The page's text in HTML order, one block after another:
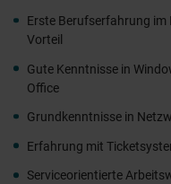
Erste Berufserfahrung im
Vorteil
Gute Kenntnisse in
Office
Grundkenntnisse in
Erfahrung mit
Serviceorientierte